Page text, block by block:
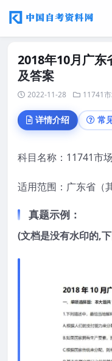
2018年10月广东
及答案
2022-11-28 11741
详情介绍 常
科目名称：11741市
适用范围：广东省（
真题示例：
(文档是没有水印的,